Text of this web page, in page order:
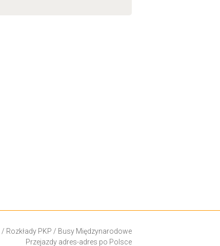
/ Rozkłady PKP / Busy Międzynarodowe
Przejazdy adres-adres po Polsce